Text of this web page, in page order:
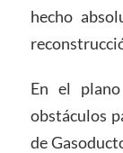
hecho
En el
obstáculos
de